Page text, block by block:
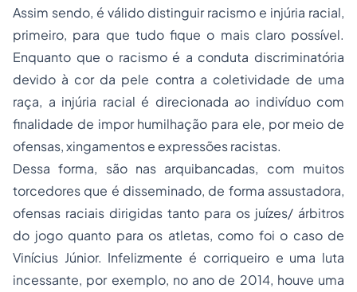
Assim sendo, é válido distinguir racismo e injúria racial,
primeiro, para que tudo fique o mais claro possível.
Enquanto que o racismo é a conduta discriminatória
devido à cor da pele contra a coletividade de uma
raça, a injúria racial é direcionada ao indivíduo com
finalidade de impor humilhação para ele, por meio de
ofensas, xingamentos e expressões racistas.
Dessa forma, são nas arquibancadas, com muitos
torcedores que é disseminado, de forma assustadora,
ofensas raciais dirigidas tanto para os juízes/ árbitros
do jogo quanto para os atletas, como foi o caso de
Vinícius Júnior. Infelizmente é corriqueiro e uma luta
incessante, por exemplo, no ano de 2014, houve uma